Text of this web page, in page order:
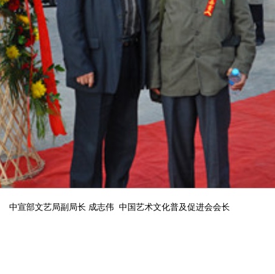
中宣部文艺局副局长 成志伟 中国艺术文化普及促进会会长